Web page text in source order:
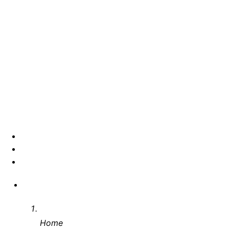
Home